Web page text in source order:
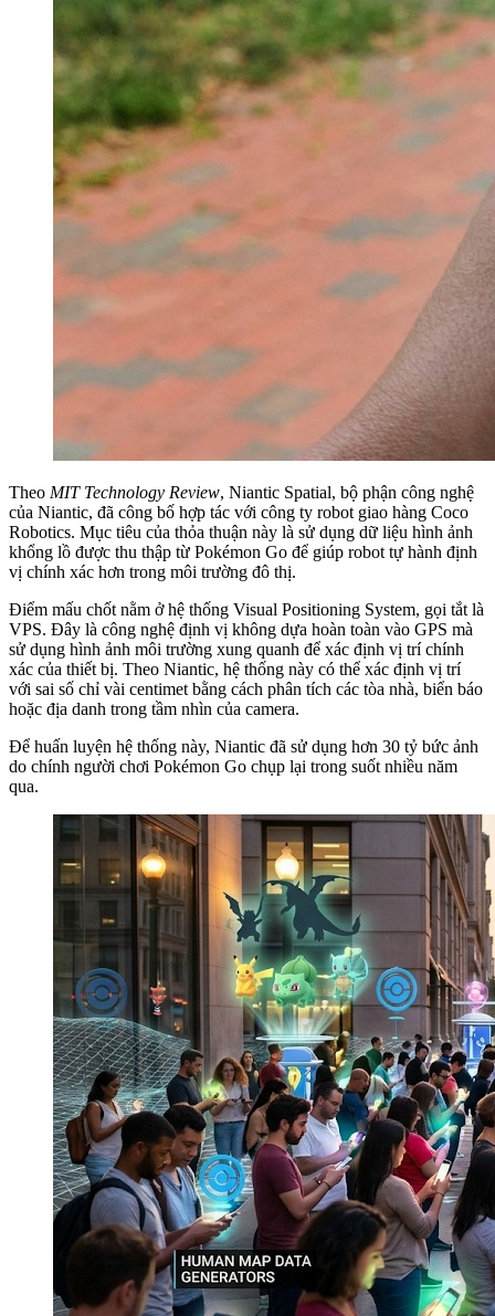
Theo MIT Technology Review, Niantic Spatial, bộ phận công nghệ
của Niantic, đã công bố hợp tác với công ty robot giao hàng Coco
Robotics. Mục tiêu của thỏa thuận này là sử dụng dữ liệu hình ảnh
khổng lồ được thu thập từ Pokémon Go để giúp robot tự hành định
vị chính xác hơn trong môi trường đô thị.
Điểm mấu chốt nằm ở hệ thống Visual Positioning System, gọi tắt là
VPS. Đây là công nghệ định vị không dựa hoàn toàn vào GPS mà
sử dụng hình ảnh môi trường xung quanh để xác định vị trí chính
xác của thiết bị. Theo Niantic, hệ thống này có thể xác định vị trí
với sai số chỉ vài centimet bằng cách phân tích các tòa nhà, biển báo
hoặc địa danh trong tầm nhìn của camera.
Để huấn luyện hệ thống này, Niantic đã sử dụng hơn 30 tỷ bức ảnh
do chính người chơi Pokémon Go chụp lại trong suốt nhiều năm
qua.